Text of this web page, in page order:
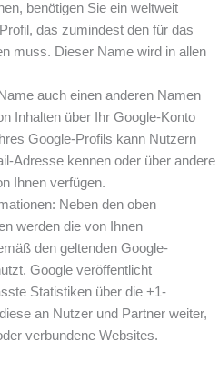
benötigen Sie ein weltweit
das zumindest den für das
muss. Dieser Name wird in allen
auch einen anderen Namen
Inhalten über Ihr Google-Konto
Google-Profils kann Nutzern
Adresse kennen oder über andere
Ihnen verfügen.
Neben den oben
werden die von Ihnen
den geltenden Google-
Google veröffentlicht
Statistiken über die +1-
an Nutzer und Partner weiter,
verbundene Websites.